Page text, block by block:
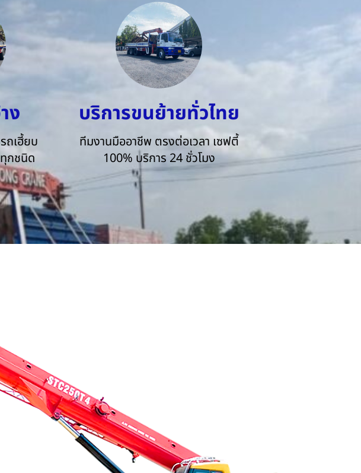
ง
ถเฮี้ยบ
กชนิด
บริการขนย้ายทั่วไทย
ทีมงานมืออาชีพ ตรงต่อเวลา เซฟตี้
100% บริการ 24 ชั่วโมง